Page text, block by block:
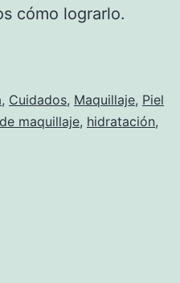
cómo lograrlo.
, Cuidados, Maquillaje, Piel
maquillaje, hidratación,